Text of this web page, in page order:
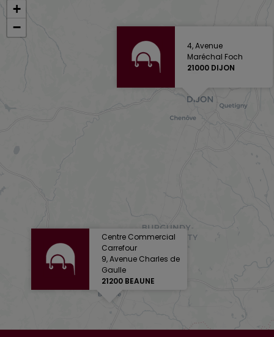
4, Avenue
Maréchal Foch
21000 DIJON
Centre Commercial
Carrefour
9, Avenue Charles de
Gaulle
21200 BEAUNE
+
−